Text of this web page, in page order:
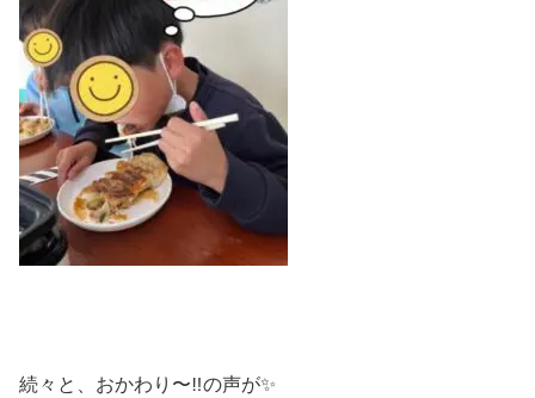
続々と、おかわり〜‼️の声が✨